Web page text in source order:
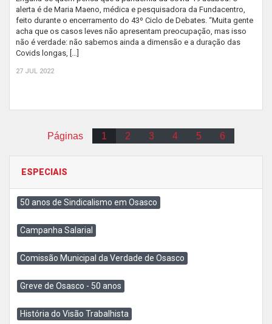
alerta é de Maria Maeno, médica e pesquisadora da Fundacentro,
feito durante o encerramento do 43º Ciclo de Debates. “Muita gente
acha que os casos leves não apresentam preocupação, mas isso
não é verdade: não sabemos ainda a dimensão e a duração das
Covids longas, […]
27 JUL 2022
Páginas 1 2 3 4 5 6
ESPECIAIS
50 anos de Sindicalismo em Osasco
Campanha Salarial
Comissão Municipal da Verdade de Osasco
Greve de Osasco - 50 anos
História do Visão Trabalhista